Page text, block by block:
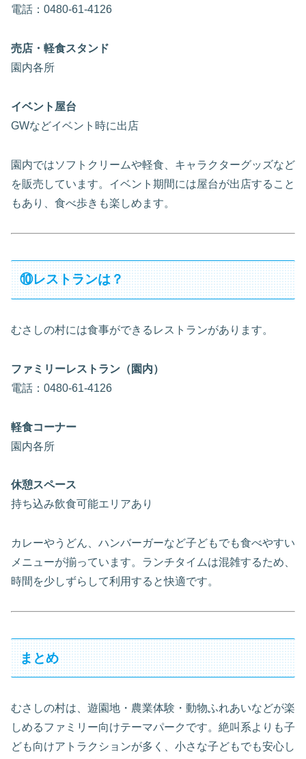
電話：0480-61-4126
売店・軽食スタンド
園内各所
イベント屋台
GWなどイベント時に出店
園内ではソフトクリームや軽食、キャラクターグッズなど
を販売しています。イベント期間には屋台が出店すること
もあり、食べ歩きも楽しめます。
⑩レストランは？
むさしの村には食事ができるレストランがあります。
ファミリーレストラン（園内）
電話：0480-61-4126
軽食コーナー
園内各所
休憩スペース
持ち込み飲食可能エリアあり
カレーやうどん、ハンバーガーなど子どもでも食べやすい
メニューが揃っています。ランチタイムは混雑するため、
時間を少しずらして利用すると快適です。
まとめ
むさしの村は、遊園地・農業体験・動物ふれあいなどが楽
しめるファミリー向けテーマパークです。絶叫系よりも子
ども向けアトラクションが多く、小さな子どもでも安心し